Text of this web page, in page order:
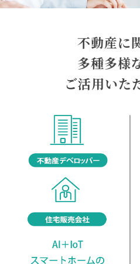
不動産に
多種多様
ご活用いた